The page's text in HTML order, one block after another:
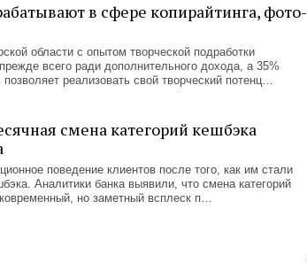
в сфере копирайтинга, фото-
области с опытом творческой подработки
всего ради дополнительного дохода, а 35%
позволяет реализовать свой творческий потенц…
смена категорий кешбэка
поведение клиентов после того, как им стали
Аналитики банка выявили, что смена категорий
но заметный всплеск п…